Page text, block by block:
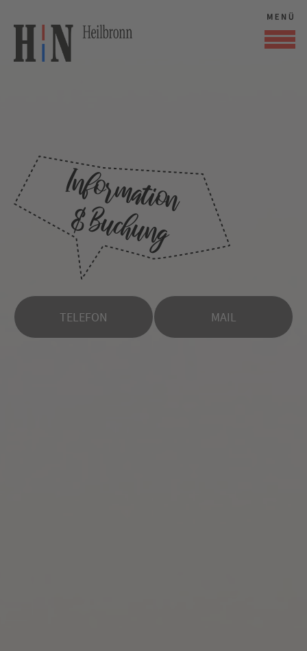
Information
& Buchung
TELEFON MAIL